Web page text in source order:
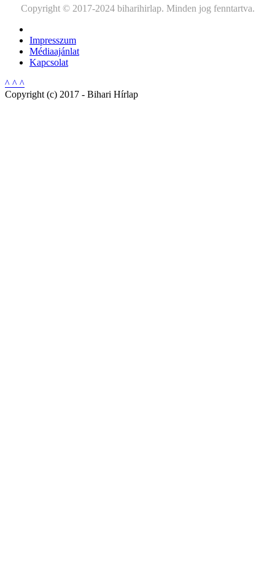
Copyright © 2017-2024 biharihirlap. Minden jog fenntartva.
Impresszum
Médiaajánlat
Kapcsolat
^ ^ ^
Copyright (c) 2017 - Bihari Hírlap